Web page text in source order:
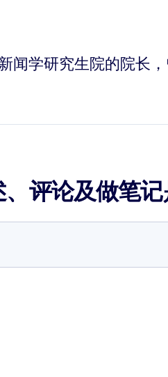
闻学研究生院的院长
评论及做笔